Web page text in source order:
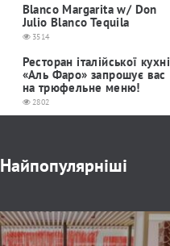
Blanco Margarita w/ Don
Julio Blanco Tequila
3514
Ресторан італійської кухні
«Аль Фаро» запрошує вас
на трюфельне меню!
2802
Найпопулярніші